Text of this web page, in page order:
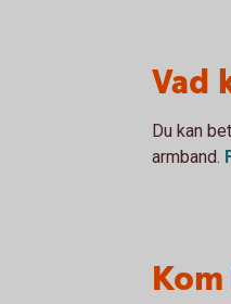
Vad
Du kan
armband.